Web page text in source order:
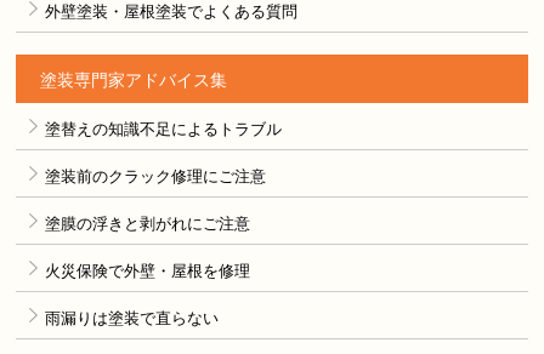
外壁塗装・屋根塗装でよくある質問
塗装専門家アドバイス集
塗替えの知識不足によるトラブル
塗装前のクラック修理にご注意
塗膜の浮きと剥がれにご注意
火災保険で外壁・屋根を修理
雨漏りは塗装で直らない